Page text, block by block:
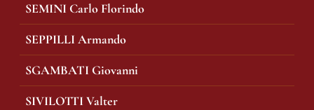
SEMINI Carlo Florindo
SEPPILLI Armando
SGAMBATI Giovanni
SIVILOTTI Valter